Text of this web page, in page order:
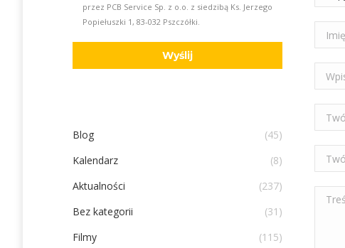
przez PCB Service Sp. z o.o. z siedzibą Ks. Jerzego
Popiełuszki 1, 83-032 Pszczółki.
Blog
(45)
Kalendarz
(8)
Aktualności
(237)
Bez kategorii
(31)
Filmy
(115)